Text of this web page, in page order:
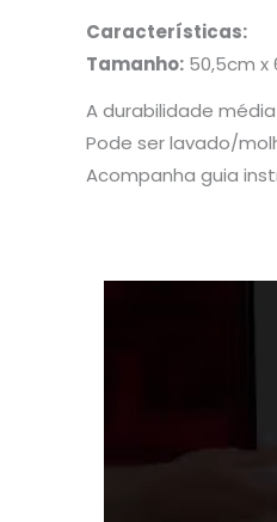
Características:
Tamanho: 50,5cm x
A durabilidade
Pode ser lavado/
Acompanha guia